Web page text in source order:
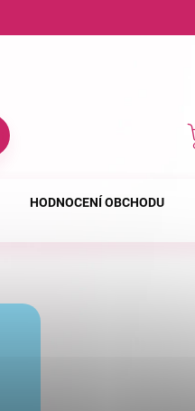
HODNOCENÍ OBCHODU